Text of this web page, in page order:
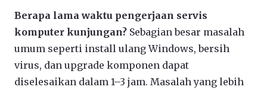
Berapa lama waktu pengerjaan servis
komputer kunjungan? Sebagian besar masalah
umum seperti install ulang Windows, bersih
virus, dan upgrade komponen dapat
diselesaikan dalam 1–3 jam. Masalah yang lebih